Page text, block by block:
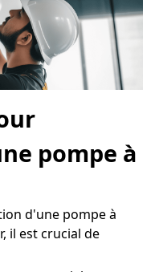
pompe à
d'une pompe à
il est crucial de